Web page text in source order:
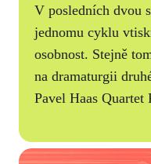
V posledních dvou
jednomu cyklu
osobnost. Stejně
na dramaturgii
Pavel Haas Quartet